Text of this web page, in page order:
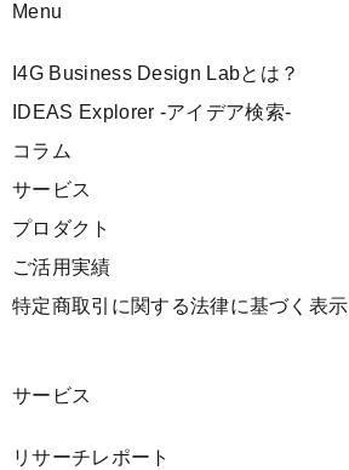
Menu
I4G Business Design Labとは？
IDEAS Explorer -アイデア検索-
コラム
サービス
プロダクト
ご活用実績
特定商取引に関する法律に基づく表示
サービス
リサーチレポート